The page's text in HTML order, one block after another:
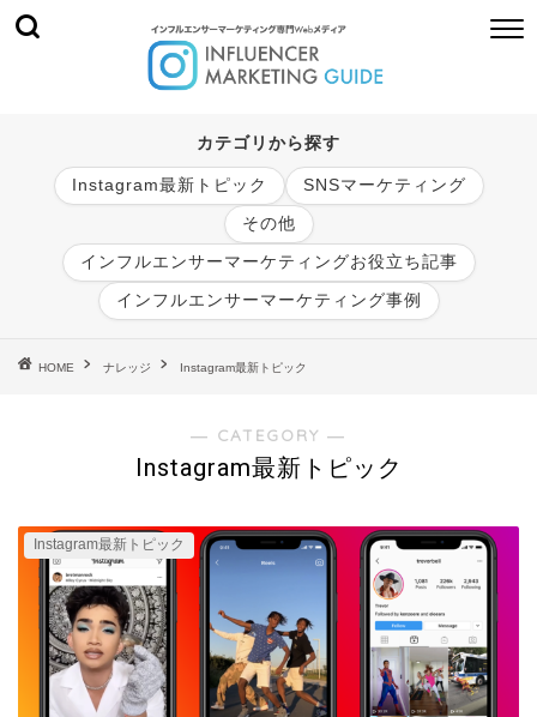
カテゴリから探す
Instagram最新トピック SNSマーケティング
その他
インフルエンサーマーケティングお役立ち記事
インフルエンサーマーケティング事例
HOME ナレッジ Instagram最新トピック
― CATEGORY ―
Instagram最新トピック
Instagram最新トピック